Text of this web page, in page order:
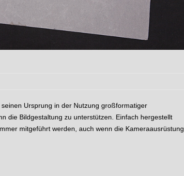
Ursprung in der Nutzung großformatiger
die Bildgestaltung zu unterstützen. Einfach hergestellt
mitgeführt werden, auch wenn die Kameraausrüstung